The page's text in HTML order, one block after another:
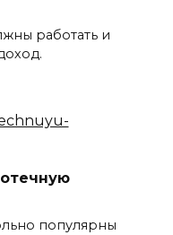
работать и
популярны